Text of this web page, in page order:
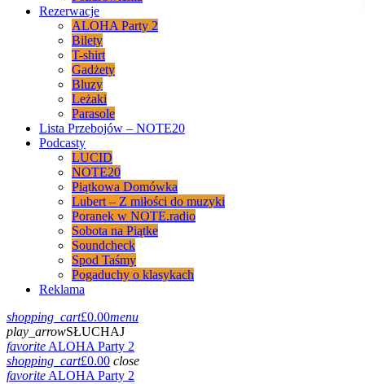
Rezerwacje
ALOHA Party 2
Bilety
T-shirt
Gadżety
Bluzy
Leżaki
Parasole
Lista Przebojów – NOTE20
Podcasty
LUCID
NOTE20
Piątkowa Domówka
Lubert – Z miłości do muzyki
Poranek w NOTE.radio
Sobota na Piątke
Soundcheck
Spod Taśmy
Pogaduchy o klasykach
Reklama
shopping_cart£0.00menu
play_arrowSŁUCHAJ
favoriteALOHA Party 2
shopping_cart£0.00 close
favoriteALOHA Party 2